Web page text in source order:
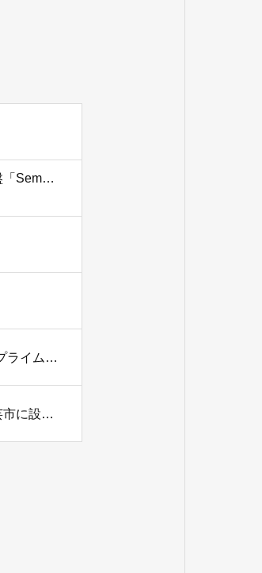
プライムスタイルとイーリアルティがAI活用型コンタクトセンター基盤「SemantiQ」で協業
第25回コールセンター/CRM デモ＆コンファレンス2024 in東京にて、プライムスタイル代表・奥田が講演を行います
株式会社プライムスタイル、AI活用型コンタクトセンターを高知県安芸市に設立～高知県・安芸市と立地協定を締結～